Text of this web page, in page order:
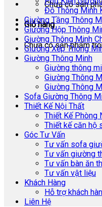
Chưa có sản
Giỏ hàng
Chưa có sản phẩm
Đồ Thông Minh
Giường Tầng Thông
Giường Hộp Thông
Giường Thông Minh
Giường Xếp Thông
Giường Thông Minh
Giường thông
Giường Thông
Giường Thông
Sofa Giường Thông
Thiết Kế Nội Thất
Thiết Kế Phòng
Thiết kế căn hộ
Góc Tư Vấn
Tư vấn sofa
Tư vấn giường
Tư vấn bàn ăn
Tư vấn vật liệu
Khách Hàng
Hỗ trợ khách
Liên Hệ